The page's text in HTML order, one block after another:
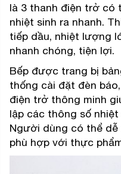
là 3 thanh điện trở có
nhiệt sinh ra nhanh.
tiếp dầu, nhiệt lượng
nhanh chóng, tiện lợi.
Bếp được trang bị
thống cài đặt đèn
điện trở thông minh
lập các thông số
Người dùng có thể
phù hợp với thực